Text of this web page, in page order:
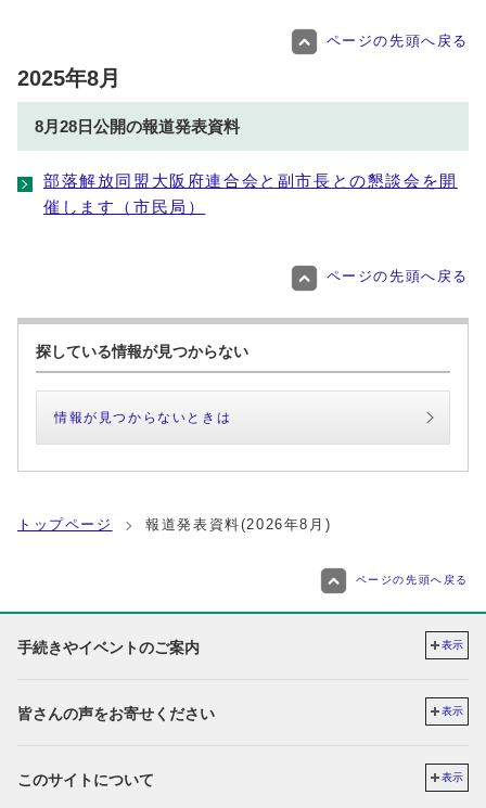
ページの先頭へ戻る
2025年8月
8月28日公開の報道発表資料
部落解放同盟大阪府連合会と副市長との懇談会を開
催します（市民局）
ページの先頭へ戻る
探している情報が見つからない
情報が見つからないときは
トップページ 報道発表資料(2026年8月)
ページの先頭へ戻る
手続きやイベントのご案内 表示
皆さんの声をお寄せください 表示
このサイトについて 表示